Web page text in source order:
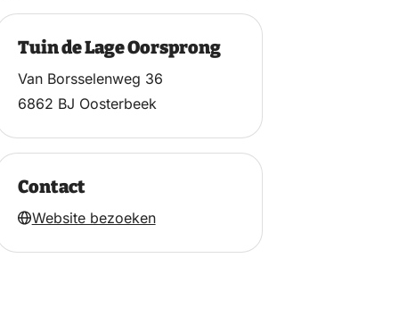
Tuin de Lage Oorsprong
Van Borsselenweg 36
6862 BJ Oosterbeek
Contact
Website bezoeken